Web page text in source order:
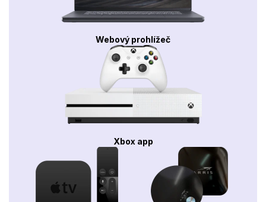
Webový prohlížeč
Xbox app